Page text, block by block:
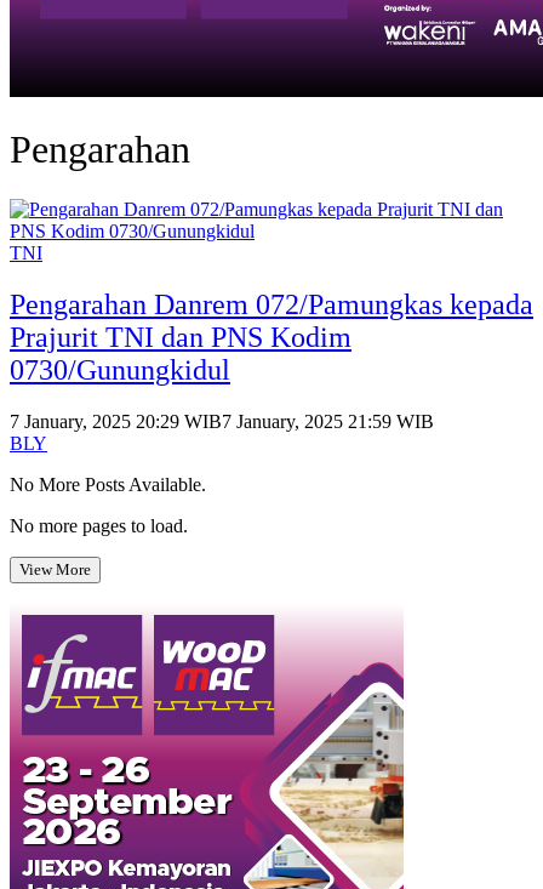
Pengarahan
TNI
Pengarahan Danrem 072/Pamungkas kepada
Prajurit TNI dan PNS Kodim
0730/Gunungkidul
7 January, 2025 20:29 WIB7 January, 2025 21:59 WIB
BLY
No More Posts Available.
No more pages to load.
View More